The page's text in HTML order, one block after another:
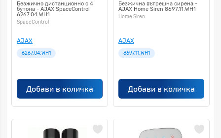
Безжично дистанционно с 4
бутона - AJAX SpaceControl
6267.04.WH1
SpaceControl
AJAX
6267.04.WH1
Добави в количка
Безжична вътрешна сирена -
AJAX Home Siren 8697.11.WH1
Home Siren
AJAX
8697.11.WH1
Добави в количка